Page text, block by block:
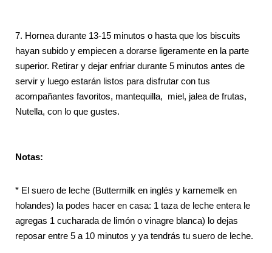
7. Hornea durante 13-15 minutos o hasta que los biscuits
hayan subido y empiecen a dorarse ligeramente en la parte
superior. Retirar y dejar enfriar durante 5 minutos antes de
servir y luego estarán listos para disfrutar con tus
acompañantes favoritos, mantequilla, miel, jalea de frutas,
Nutella, con lo que gustes.
Notas:
* El suero de leche (Buttermilk en inglés y karnemelk en
holandes) la podes hacer en casa: 1 taza de leche entera le
agregas 1 cucharada de limón o vinagre blanca) lo dejas
reposar entre 5 a 10 minutos y ya tendrás tu suero de leche.